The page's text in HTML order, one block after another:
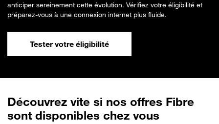
anticiper sereinement cette évolution. Vérifiez votre éligibilité et
préparez-vous à une connexion internet plus fluide.
Tester votre éligibilité
Découvrez vite si nos offres Fibre
sont disponibles chez vous